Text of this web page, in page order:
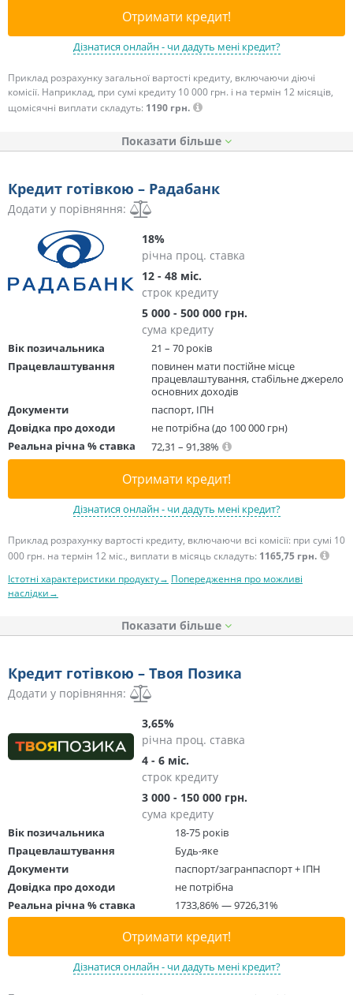
Отримати кредит!
Дізнатися онлайн - чи дадуть мені кредит?
Приклад розрахунку загальної вартості кредиту, включаючи діючі
комісії. Наприклад, при сумі кредиту 10 000 грн. і на термін 12 місяців,
щомісячні виплати складуть: 1190 грн.
Показати
Кредит готівкою – Радабанк
Додати у порівняння:
18%
річна проц. ставка
12 - 48 міс.
строк кредиту
5 000 - 500 000 грн.
сума кредиту
Вік позичальника
21 – 70 років
Працевлаштування
повинен мати постійне місце
працевлаштування, стабільне джерело
основних доходів
Документи
паспорт, ІПН
Довідка про доходи
не потрібна (до 100 000 грн)
Реальна річна % ставка
72,31 – 91,38%
Отримати кредит!
Дізнатися онлайн - чи дадуть мені кредит?
Приклад розрахунку вартості кредиту, включаючи всі комісії: при сумі 10
000 грн. на термін 12 міс., виплати в місяць складуть: 1165,75 грн.
Істотні характеристики продукту→ Попередження про можливі
наслідки→
Показати
Кредит готівкою – Твоя Позика
Додати у порівняння:
3,65%
річна проц. ставка
4 - 6 міс.
строк кредиту
3 000 - 150 000 грн.
сума кредиту
Вік позичальника
18-75 років
Працевлаштування
Будь-яке
Документи
паспорт/загранпаспорт + ІПН
Довідка про доходи
не потрібна
Реальна річна % ставка
1733,86% — 9726,31%
Отримати кредит!
Дізнатися онлайн - чи дадуть мені кредит?